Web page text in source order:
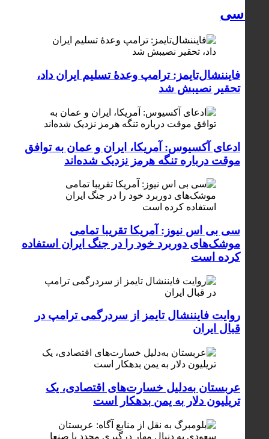
سیاسی
فایننشال‌تایمز: ترامپ وعدۀ تسلیم ایران داد،
تحقیر نصیبش شد
ادعای آکسیوس: آمریکا، ایران و عمان به توافق
موقت درباره تنگه هرمز نزدیک شده‌اند
سی بی اس نیوز: آمریکا تقریبا تمامی
موشک‌های دوربرد خود را در جنگ ایران استفاده
کرده است
روایت فایننشال تایمز از سردرگمی ترامپ در
قبال ایران
عربستان به‌دلیل خسارت‌های اقتصادی، یک
تریلیون دلار به یمن بدهکار است